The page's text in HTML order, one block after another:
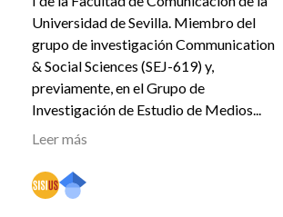
Universidad de Sevilla. Miembro del
grupo de investigación Communication
& Social Sciences (SEJ-619) y,
previamente, en el Grupo de
Investigación de Estudio de Medios...
Leer más